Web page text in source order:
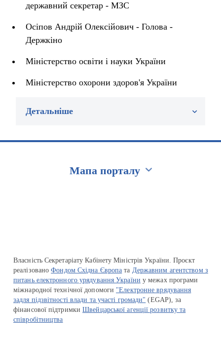
державний секретар - МЗС
Осіпов Андрій Олексійович - Голова -
Держкіно
Міністерство освіти і науки України
Міністерство охорони здоров'я України
Детальніше
Мапа порталу
Власність Секретаріату Кабінету Міністрів України. Проєкт
реалізованоФондом Східна Європа та Державним агентством з
питань електронного урядування України у межах програми
міжнародної технічної допомоги "Електронне врядування
задля підзвітності влади та участі громади" (EGAP), за
фінансової підтримкиШвейцарської агенції розвитку та
співробітництва